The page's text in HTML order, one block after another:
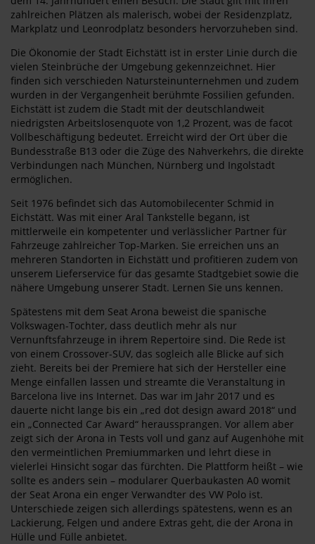
zahlreichen Plätzen als malerisch, wobei der Residenzplatz,
Markplatz und Leonrodplatz besonders hervorzuheben sind.
Die Ökonomie der Stadt Eichstätt ist in erster Linie durch die
vielen Steinbrüche der Umgebung gekennzeichnet. Hier
finden sich verschieden Natursteinunternehmen und zudem
wurden in der Vergangenheit berühmte Fossilien gefunden.
Eichstätt ist zudem die Stadt mit der deutschlandweit
niedrigsten Arbeitslosenquote von 1,2 Prozent, was de facot
Vollbeschäftigung bedeutet. Erreicht wird der Ort über die
Bundesstraße B13 oder die Züge des Nahverkehrs, die direkte
Verbindungen nach München, Nürnberg und Ingolstadt
ermöglichen.
Seit 1976 befindet sich das Automobilecenter Schmid in
Eichstätt. Was mit einer Aral Tankstelle begann, ist
mittlerweile ein kompetenter und verlässlicher Partner für
Fahrzeuge zahlreicher Top-Marken. Sie erreichen uns an
mehreren Standorten in Eichstätt und profitieren zudem von
unserem Lieferservice für das gesamte Stadtgebiet sowie die
nähere Umgebung unserer Stadt. Lernen Sie uns kennen.
Spätestens mit dem Seat Arona beweist die spanische
Volkswagen-Tochter, dass deutlich mehr als nur
Vernunftsfahrzeuge in ihrem Repertoire sind. Die Rede ist
von einem Crossover-SUV, das sogleich alle Blicke auf sich
zieht. Bereits bei der Premiere hat sich der Hersteller eine
Menge einfallen lassen und streamte die Veranstaltung in
Barcelona live ins Internet. Das war im Jahr 2017 und es
dauerte nicht lange bis ein „red dot design award 2018“ und
ein „Connected Car Award“ heraussprangen. Vor allem aber
zeigt sich der Arona in Tests voll und ganz auf Augenhöhe mit
den vermeintlichen Premiummarken und lehrt diese in
vielerlei Hinsicht sogar das fürchten. Die Plattform heißt – wie
sollte es anders sein – modularer Querbaukasten A0 womit
der Seat Arona ein enger Verwandter des VW Polo ist.
Unterschiede zeigen sich allerdings spätestens, wenn es an
Lackierung, Felgen und andere Extras geht, die der Arona in
Hülle und Fülle anbietet.